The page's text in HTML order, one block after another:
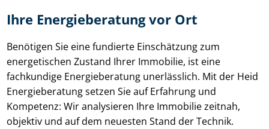
Ihre Energieberatung vor Ort
Benötigen Sie eine fundierte Einschätzung zum
energetischen Zustand Ihrer Immobilie, ist eine
fachkundige Energieberatung unerlässlich. Mit der Heid
Energieberatung setzen Sie auf Erfahrung und
Kompetenz: Wir analysieren Ihre Immobilie zeitnah,
objektiv und auf dem neuesten Stand der Technik.